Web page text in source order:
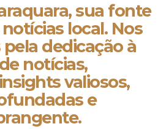
sua fonte
local. Nos
dedicação à
notícias,
valiosos,
e